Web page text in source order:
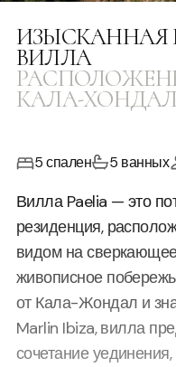
ИЗЫСКАННАЯ
ВИЛЛА
КАЛА-ХОНДАЛ
5 спален 5 ванных
Вилла Paelia — это
резиденция,
видом на
живописное
от Кала-Жондал и
Marlin Ibiza, вилла
сочетание